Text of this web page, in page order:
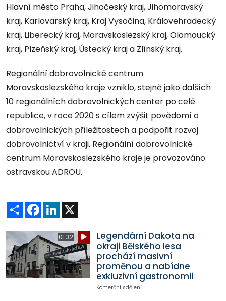
Hlavní město Praha, Jihočeský kraj, Jihomoravský
kraj, Karlovarský kraj, Kraj Vysočina, Královehradecký
kraj, Liberecký kraj, Moravskoslezský kraj, Olomoucký
kraj, Plzeňský kraj, Ústecký kraj a Zlínský kraj.
Regionální dobrovolnické centrum
Moravskoslezského kraje vzniklo, stejně jako dalších
10 regionálních dobrovolnických center po celé
republice, v roce 2020 s cílem zvýšit povědomí o
dobrovolnických příležitostech a podpořit rozvoj
dobrovolnictví v kraji. Regionální dobrovolnické
centrum Moravskoslezského kraje je provozováno
ostravskou ADROU.
Sdílet Facebook
LinkedIn
01:32
Legendární Dakota na
okraji Bělského lesa
prochází masivní
proměnou a nabídne
exkluzivní gastronomii
Komerční sdělení